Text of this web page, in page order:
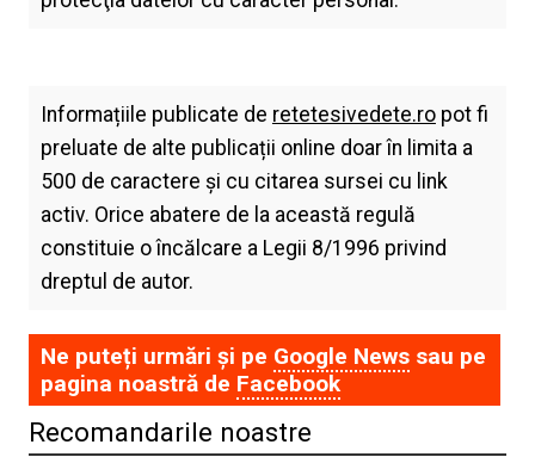
Informațiile publicate de retetesivedete.ropot fi
preluate de alte publicații online doar în limita a
500 de caractere și cu citarea sursei cu link
activ. Orice abatere de la această regulă
constituie o încălcare a Legii 8/1996 privind
dreptul de autor.
Ne puteți urmări și pe Google Newssau pe
pagina noastră de Facebook
Recomandarile noastre